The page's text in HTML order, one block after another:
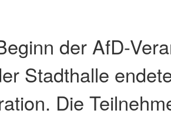
der AfD-
Stadthalle
Die